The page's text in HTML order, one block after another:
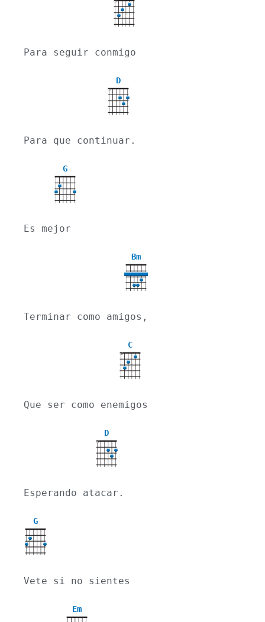
X
Para seguir conmigo
D
X
Para que continuar.
G
Es mejor
Bm
Terminar como amigos,
C
X
Que ser como enemigos
D
X
Esperando atacar.
G
Vete si no sientes
Em